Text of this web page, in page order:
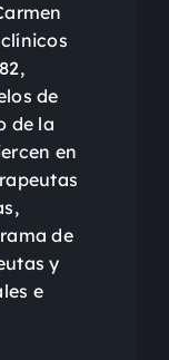
de
de la
en
de
y
e